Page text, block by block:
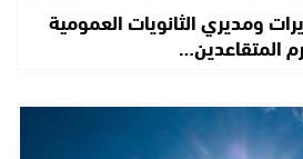
ومديري الثانويات العمومية
المتقاعدين…